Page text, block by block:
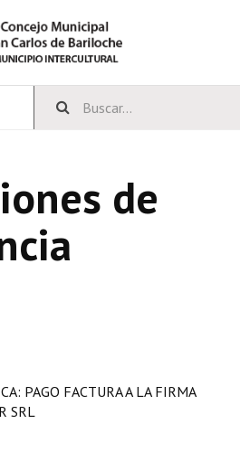
de
PAGO FACTURA A LA FIRMA
SRL